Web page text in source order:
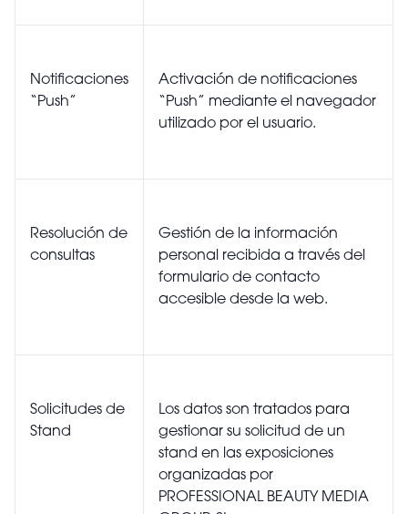
Notificaciones
“Push”
Activación de notificaciones
“Push” mediante el navegador
utilizado por el usuario.
Resolución de
consultas
Gestión de la información
personal recibida a través del
formulario de contacto
accesible desde la web.
Solicitudes de
Stand
Los datos son tratados para
gestionar su solicitud de un
stand en las exposiciones
organizadas por
PROFESSIONAL BEAUTY MEDIA